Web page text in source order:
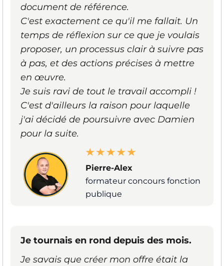
document de référence.
C'est exactement ce qu'il me fallait. Un
temps de réflexion sur ce que je voulais
proposer, un processus clair à suivre pas
à pas, et des actions précises à mettre
en œuvre.
Je suis ravi de tout le travail accompli !
C'est d'ailleurs la raison pour laquelle
j'ai décidé de poursuivre avec Damien
pour la suite.
Pierre-Alex
formateur concours fonction
publique
Je tournais en rond depuis des mois.
Je savais que créer mon offre était la